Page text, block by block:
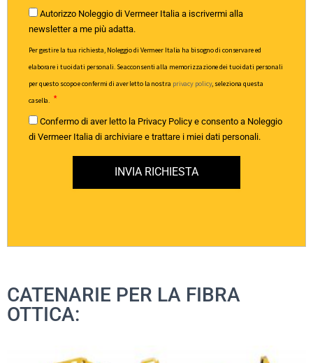
Autorizzo Noleggio di Vermeer Italia a iscrivermi alla
newsletter a me più adatta.
Per gestire la tua richiesta, Noleggio di Vermeer Italia ha bisogno di conservare ed
elaborare i tuoi dati personali. Se acconsenti alla memorizzazione dei tuoi dati personali
per questo scopo e confermi di aver letto la nostra privacy policy, seleziona questa
casella.
Confermo di aver letto la Privacy Policy e consento a Noleggio
di Vermeer Italia di archiviare e trattare i miei dati personali.
INVIA RICHIESTA
CATENARIE PER LA FIBRA
OTTICA: